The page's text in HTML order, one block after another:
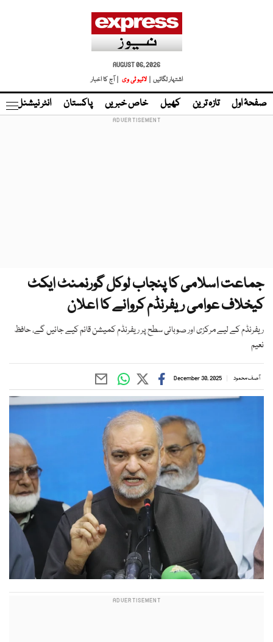
AUGUST 06, 2026
اشتہار لگائیں |
لائیو ٹی وی | آج کا اخبار
صفحۂ اول تازہ ترین کھیل خاص خبریں پاکستان انٹر نیشنل
جماعت اسلامی کا پنجاب لوکل گورنمنٹ ایکٹ
کیخلاف عوامی ریفرنڈم کروانے کا اعلان
ریفرنڈم کے لیے مرکزی اور صوبائی سطح پر ریفرنڈم کمیشن قائم کیے جائیں گے، حافظ
نعیم
آصف محمود December 30, 2025